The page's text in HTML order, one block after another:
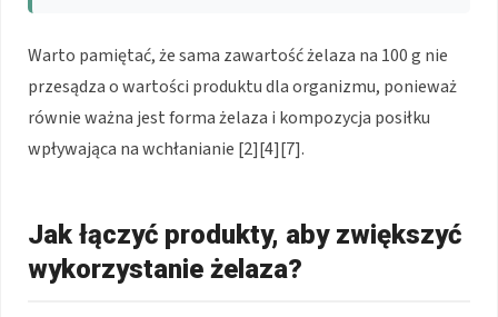
Warto pamiętać, że sama zawartość żelaza na 100 g nie
przesądza o wartości produktu dla organizmu, ponieważ
równie ważna jest forma żelaza i kompozycja posiłku
wpływająca na wchłanianie [2][4][7].
Jak łączyć produkty, aby zwiększyć
wykorzystanie żelaza?